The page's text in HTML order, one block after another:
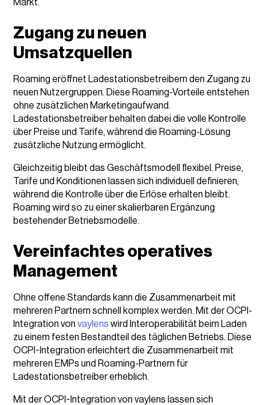
Markt.
Zugang zu neuen
Umsatzquellen
Roaming eröffnet Ladestationsbetreibern den Zugang zu
neuen Nutzergruppen. Diese Roaming-Vorteile entstehen
ohne zusätzlichen Marketingaufwand.
Ladestationsbetreiber behalten dabei die volle Kontrolle
über Preise und Tarife, während die Roaming-Lösung
zusätzliche Nutzung ermöglicht.
Gleichzeitig bleibt das Geschäftsmodell flexibel. Preise,
Tarife und Konditionen lassen sich individuell definieren,
während die Kontrolle über die Erlöse erhalten bleibt.
Roaming wird so zu einer skalierbaren Ergänzung
bestehender Betriebsmodelle.
Vereinfachtes operatives
Management
Ohne offene Standards kann die Zusammenarbeit mit
mehreren Partnern schnell komplex werden. Mit der OCPI-
Integration vonvaylens wird Interoperabilität beim Laden
zu einem festen Bestandteil des täglichen Betriebs. Diese
OCPI-Integration erleichtert die Zusammenarbeit mit
mehreren EMPs und Roaming-Partnern für
Ladestationsbetreiber erheblich.
Mit der OCPI-Integration von vaylens lassen sich